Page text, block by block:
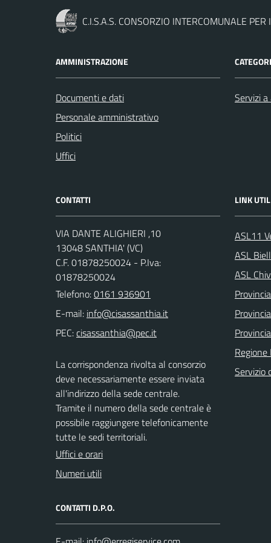
C.I.S.A.S. CONSORZIO INTERCOMUNALE
AMMINISTRAZIONE
Documenti e dati
Personale amministrativo
Politici
Uffici
Servizi
CONTATTI
VIA DANTE ALIGHIERI ,10
13048 SANTHIA' (VC)
C.F. 01878250024 - P.Iva:
01878250024
Telefono:0161 936901
E-mail:
PEC:
La corrispondenza rivolta al consorzio
deve necessariamente essere inviata
all'indirizzo della sede centrale.
Tramite il numero della sede centrale è
possibile raggiungere telefonicamente
tutte le sedi territoriali.
Uffici e orari
Numeri utili
CONTATTI D.P.O.
LINK
ASL11
ASL
ASL
Servizio